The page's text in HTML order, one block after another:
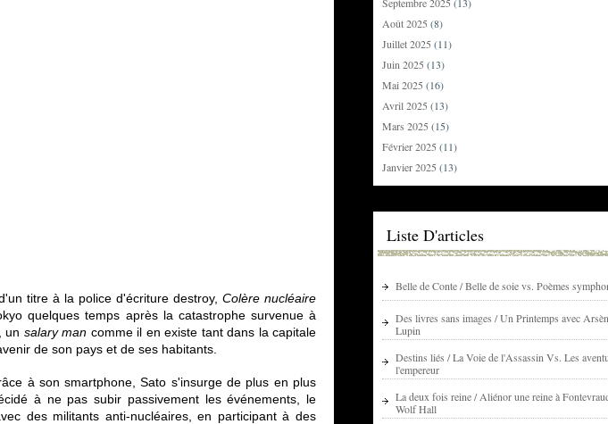
titre à la police d'écriture destroy,Colère nucléaire
quelques temps après la catastrophe survenue à
un salary man comme il en existe tant dans la capitale
de son pays et de ses habitants.
à son smartphone, Sato s'insurge de plus en plus
à ne pas subir passivement les événements, le
des militants anti-nucléaires, en participant à des
Août 2025 (8)
Juillet 2025 (11)
Juin 2025 (13)
Mai 2025 (16)
Avril 2025 (13)
Mars 2025 (15)
Février 2025 (11)
Janvier 2025 (13)
Liste D'articles
Belle de Conte / Belle de soie vs. Poèmes
Des livres sans images / Un Printemps avec
Lupin
Destins liés / La Voie de l'Assassin Vs. Les
l'empereur
La deux fois reine / Aliénor une reine à
Wolf Hall